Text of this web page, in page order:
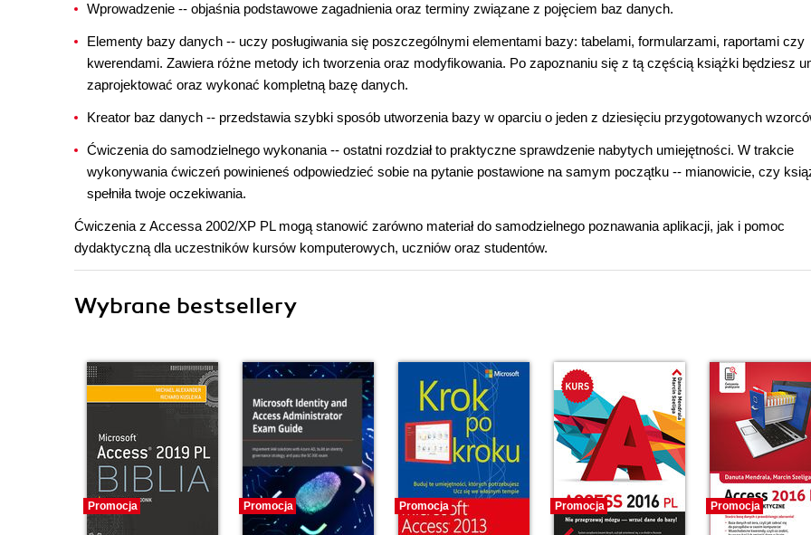
Wprowadzenie -- objaśnia podstawowe zagadnienia oraz terminy związane z pojęciem baz danych.
Elementy bazy danych -- uczy posługiwania się poszczególnymi elementami bazy: tabelami, formularzami, raportami czy
kwerendami. Zawiera różne metody ich tworzenia oraz modyfikowania. Po zapoznaniu się z tą częścią książki będziesz
zaprojektować oraz wykonać kompletną bazę danych.
Kreator baz danych -- przedstawia szybki sposób utworzenia bazy w oparciu o jeden z dziesięciu przygotowanych
Ćwiczenia do samodzielnego wykonania -- ostatni rozdział to praktyczne sprawdzenie nabytych umiejętności. W trakcie
wykonywania ćwiczeń powinieneś odpowiedzieć sobie na pytanie postawione na samym początku -- mianowicie, czy
spełniła twoje oczekiwania.
Ćwiczenia z Accessa 2002/XP PL mogą stanowić zarówno materiał do samodzielnego poznawania aplikacji, jak i pomoc
dydaktyczną dla uczestników kursów komputerowych, uczniów oraz studentów.
Wybrane bestsellery
Promocja Promocja Promocja Promocja Promocja